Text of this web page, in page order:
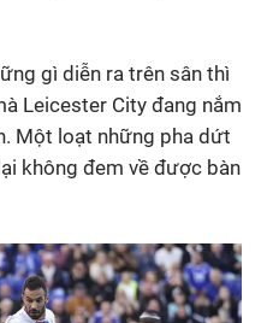
gì diễn ra trên sân thì
Leicester City đang nắm
Một loạt những pha dứt
không đem về được bàn